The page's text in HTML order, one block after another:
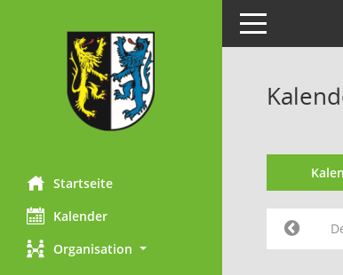
Startseite
Kalender
Organisation
Toggle navigation